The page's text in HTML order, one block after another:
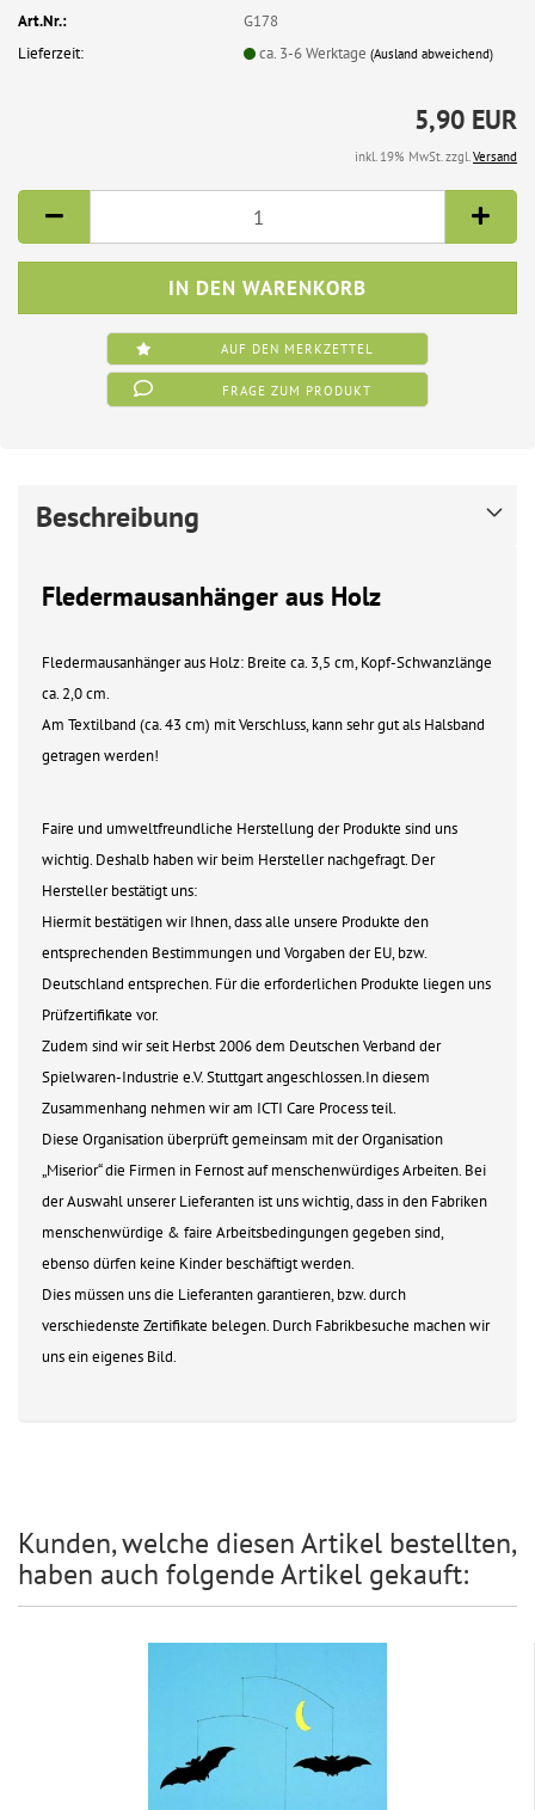
Art.Nr.:
G178
Lieferzeit:
ca. 3-6 Werktage(Ausland abweichend)
5,90 EUR
inkl. 19% MwSt. zzgl.Versand
AUF DEN MERKZETTEL
FRAGE ZUM PRODUKT
Beschreibung
Fledermausanhänger aus Holz
Fledermausanhänger aus Holz: Breite ca. 3,5 cm, Kopf-Schwanzlänge
ca. 2,0 cm.
Am Textilband (ca. 43 cm) mit Verschluss, kann sehr gut als Halsband
getragen werden!
Faire und umweltfreundliche Herstellung der Produkte sind uns
wichtig. Deshalb haben wir beim Hersteller nachgefragt. Der
Hersteller bestätigt uns:
Hiermit bestätigen wir Ihnen, dass alle unsere Produkte den
entsprechenden Bestimmungen und Vorgaben der EU, bzw.
Deutschland entsprechen. Für die erforderlichen Produkte liegen uns
Prüfzertifikate vor.
Zudem sind wir seit Herbst 2006 dem Deutschen Verband der
Spielwaren-Industrie e.V. Stuttgart angeschlossen.In diesem
Zusammenhang nehmen wir am ICTI Care Process teil.
Diese Organisation überprüft gemeinsam mit der Organisation
„Miserior“ die Firmen in Fernost auf menschenwürdiges Arbeiten. Bei
der Auswahl unserer Lieferanten ist uns wichtig, dass in den Fabriken
menschenwürdige & faire Arbeitsbedingungen gegeben sind,
ebenso dürfen keine Kinder beschäftigt werden.
Dies müssen uns die Lieferanten garantieren, bzw. durch
verschiedenste Zertifikate belegen. Durch Fabrikbesuche machen wir
uns ein eigenes Bild.
Kunden, welche diesen Artikel bestellten,
haben auch folgende Artikel gekauft: